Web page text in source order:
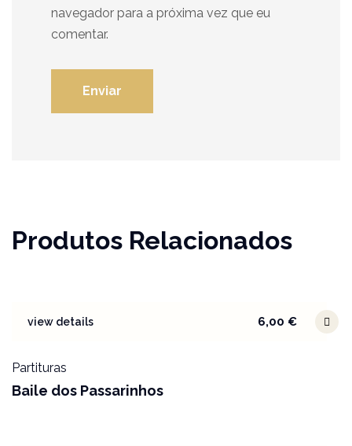
navegador para a próxima vez que eu
comentar.
Produtos Relacionados
view details 6,00 €
Partituras
Baile dos Passarinhos